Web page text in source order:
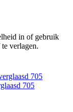
in of gebruik
verlagen.
705